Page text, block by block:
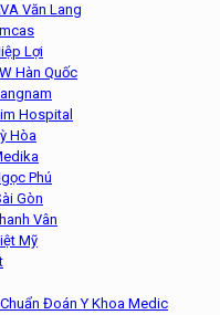
Văn Lang
Lợi
Hàn Quốc
Hospital
Hòa
Phú
Gòn
Vân
Mỹ
Đoán Y Khoa Medic